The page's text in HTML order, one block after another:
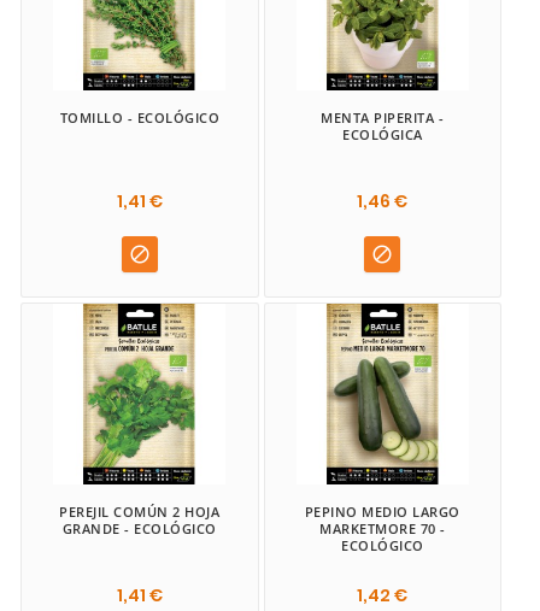
TOMILLO - ECOLÓGICO
1,41 €

MENTA PIPERITA -
ECOLÓGICA
1,46 €

PEREJIL COMÚN 2 HOJA
GRANDE - ECOLÓGICO
1,41 €
PEPINO MEDIO LARGO
MARKETMORE 70 -
ECOLÓGICO
1,42 €